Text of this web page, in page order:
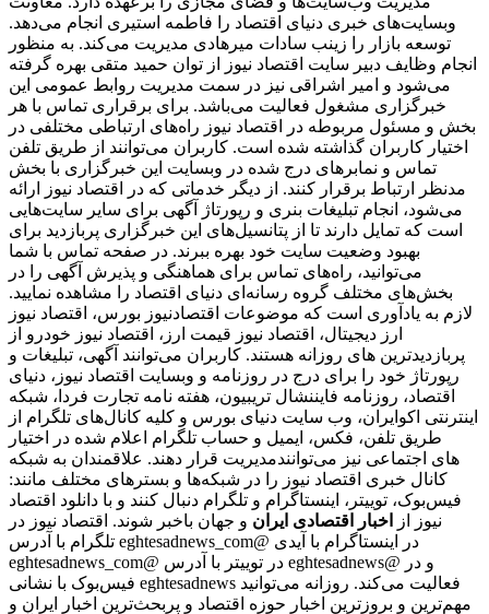
وبسایت‌های خبری دنیای اقتصاد را فاطمه استیری انجام می‌دهد.
توسعه بازار را زینب سادات میرهادی مدیریت می‌کند. به منظور
انجام وظایف دبیر سایت اقتصاد نیوز از توان حمید متقی بهره گرفته
می‌شود و امیر اشراقی نیز در سمت مدیریت روابط عمومی این
خبرگزاری مشغول فعالیت می‌باشد. برای برقراری تماس با هر
بخش و مسئول مربوطه در اقتصاد نیوز راه‌های ارتباطی مختلفی در
اختیار کاربران گذاشته شده است. کاربران می‌توانند از طریق تلفن
تماس و نمابرهای درج شده در وبسایت این خبرگزاری با بخش
مدنظر ارتباط برقرار کنند. از دیگر خدماتی که در اقتصاد نیوز ارائه
می‌شود، انجام تبلیغات بنری و رپورتاژ آگهی برای سایر سایت‌هایی
است که تمایل دارند تا از پتانسیل‌های این خبرگزاری پربازدید برای
بهبود وضعیت سایت خود بهره ببرند. در صفحه تماس با شما
می‌توانید، راه‌های تماس برای هماهنگی و پذیرش آگهی را در
بخش‌های مختلف گروه رسانه‌ای دنیای اقتصاد را مشاهده نمایید.
لازم به یادآوری است که موضوعات اقتصادنیوز بورس، اقتصاد نیوز
ارز دیجیتال، اقتصاد نیوز قیمت ارز، اقتصاد نیوز خودرو از
پربازدیدترین های روزانه هستند. کاربران می‌توانند آگهی، تبلیغات و
رپورتاژ خود را برای درج در روزنامه و وبسایت اقتصاد نیوز، دنیای
اقتصاد، روزنامه فایننشال تریبیون، هفته نامه تجارت فردا، شبکه
اینترنتی اکوایران، وب سایت دنیای بورس و کلیه کانال‌های تلگرام از
طریق تلفن، فکس، ایمیل و حساب تلگرام اعلام شده در اختیار
مدیریت قرار دهند. علاقمندان به شبکه‎‌های اجتماعی نیز می‌توانند
کانال خبری اقتصاد نیوز را در شبکه‌ها و بسترهای مختلف مانند:
فیس‌بوک، توییتر، اینستاگرام و تلگرام دنبال کنند و با دانلود اقتصاد
نیوز از
اخبار اقتصادی ایران و جهان باخبر شوند. اقتصاد نیوز در
تلگرام با آدرس eghtesadnews_com@ در اینستاگرام با آیدی
eghtesadnews_com@ در توییتر با آدرس eghtesadnews@ و در
فیس‌بوک با نشانی eghtesadnews فعالیت می‌کند. روزانه می‌توانید
مهم‌ترین و بروزترین اخبار حوزه اقتصاد و پربحث‌ترین اخبار ایران و